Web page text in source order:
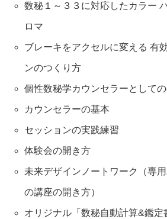
数秘１～３３に対応したカラー
ロマ
ブレーキをアクセルに変える 有
ンのつくり方
個性数秘学カウンセラーとして
カウンセラーの基本
セッションの実践練習
体験会の開き方
未来デザインノートワーク（専
の講座の開き方）
オリジナル「数秘自動計算&鑑定